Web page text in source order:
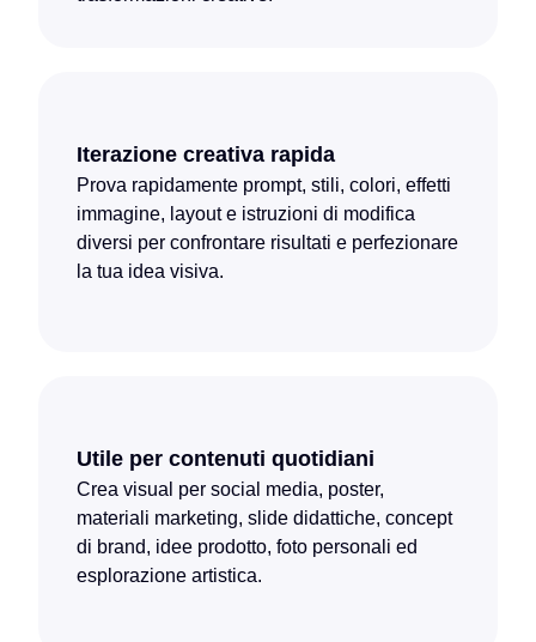
Iterazione creativa rapida
Prova rapidamente prompt, stili, colori, effetti
immagine, layout e istruzioni di modifica
diversi per confrontare risultati e perfezionare
la tua idea visiva.
Utile per contenuti quotidiani
Crea visual per social media, poster,
materiali marketing, slide didattiche, concept
di brand, idee prodotto, foto personali ed
esplorazione artistica.